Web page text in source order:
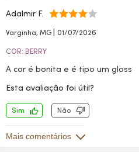
Adalmir F.
Varginha, MG | 01/07/2026
COR: BERRY
A cor é bonita e é tipo um gloss
Esta avaliação foi útil?
Sim Não
Mais comentários